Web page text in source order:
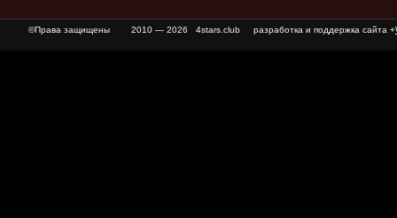
©Права защищены 2010 — 2026 4stars.club разработка и поддержка сайта +